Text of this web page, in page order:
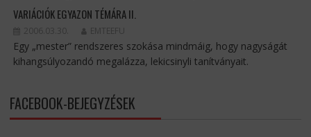
VARIÁCIÓK EGYAZON TÉMÁRA II.
2006.03.30. EMTEEFU
Egy „mester” rendszeres szokása mindmáig, hogy nagyságát
kihangsúlyozandó megalázza, lekicsinyli tanítványait.
FACEBOOK-BEJEGYZÉSEK